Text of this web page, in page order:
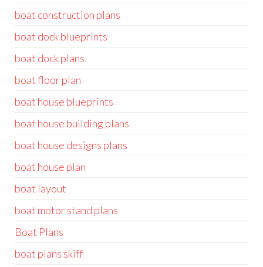
boat construction plans
boat dock blueprints
boat dock plans
boat floor plan
boat house blueprints
boat house building plans
boat house designs plans
boat house plan
boat layout
boat motor stand plans
Boat Plans
boat plans skiff